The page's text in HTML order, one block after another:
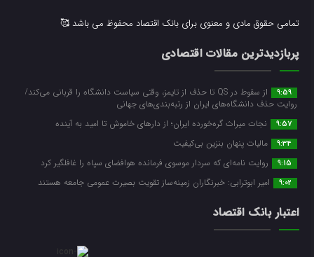
تمامی حقوق مادی و معنوی برای بانک اقتصاد محفوظ می باشد 🥰
پربازدیدترین مقالات اقتصادی
9:59
از سقوط در QS تا حذف از تایمز، وقتی سیاست دانشگاه را قربانی می‌کند/
روایت حذف دانشگاه‌های ایران از رتبه‌بندی‌های جهانی
9:57 نجات میراث گره‌خورده ایران؛ از دارهای خاموش تا امید به آینده
9:34 مالیات پنهان بنزین بی‌کیفیت
9:15 روایت نامه‌ای که سردار موسوی فرمانده هوافضای سپاه را غافلگیر کرد
9:02 امیر ابوترابی: خبرنگاران زمینه‌ساز تقویت بصیرت عمومی جامعه هستند
اعتبار بانک اقتصاد